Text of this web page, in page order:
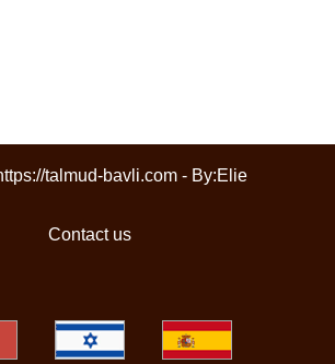
talmud-bavli.com - By:Elie
Contact us